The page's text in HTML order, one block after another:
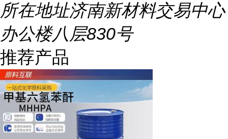
所在地址济南新材料交易中心
办公楼八层830号
推荐产品